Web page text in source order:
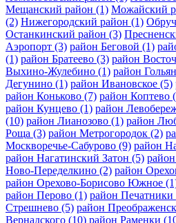
Мещанский район (1) Можайский
(2) Нижегородский район (1)
Останкинский район (3)
Аэропорт (3) район Беговой (1)
(1) район Братеево (3) район
Выхино-Жулебино (1) район
Дегунино (1) район Ивановское (5)
район Коньково (7) район Коптево
район Кунцево (1) район
(10) район Лианозово (1) район
Роща (3) район Метрогородок (2)
Москворечье-Сабурово (9) район
район Нагатинский Затон (5)
Ново-Переделкино (2) район
район Орехово-Борисово Южное
район Перово (1) район Печатники
Стрешнево (5) район
Вернадского (10) район Раменки